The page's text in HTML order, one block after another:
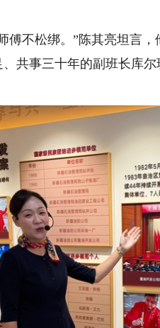
不松绑。”陈其亮坦言，
共事三十年的副班长库